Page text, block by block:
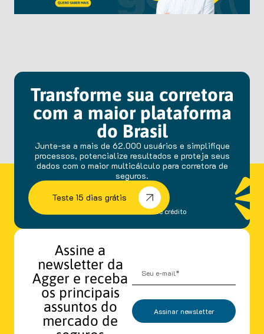
Transforme sua corretora
com a maior plataforma
do Brasil
Junte-se a mais de 62.000 usuários e simplifique
processos, potencialize resultados e proteja seus
dados com o maior multicálculo para corretora de
seguros.
Teste 15 dias grátis
sem fidelidade e cartão de crédito
Assine a
newsletter da
Agger e receba
os principais
assuntos do
mercado de
Assinar newsletter